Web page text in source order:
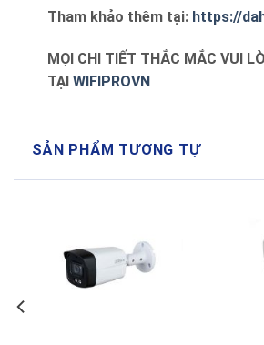
Tham khảo thêm tại: https://
MỌI CHI TIẾT THẮC MẮC VUI
TẠI WIFIPROVN
SẢN PHẨM TƯƠNG TỰ